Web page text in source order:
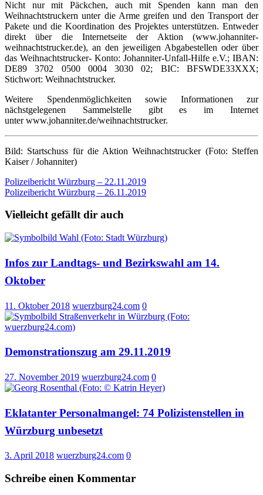
Nicht nur mit Päckchen, auch mit Spenden kann man den
Weihnachtstruckern unter die Arme greifen und den Transport der
Pakete und die Koordination des Projektes unterstützen. Entweder
direkt über die Internetseite der Aktion (www.johanniter-
weihnachtstrucker.de), an den jeweiligen Abgabestellen oder über
das Weihnachtstrucker- Konto: Johanniter-Unfall-Hilfe e.V.; IBAN:
DE89 3702 0500 0004 3030 02; BIC: BFSWDE33XXX;
Stichwort: Weihnachtstrucker.
Weitere Spendenmöglichkeiten sowie Informationen zur
nächstgelegenen Sammelstelle gibt es im Internet
unter www.johanniter.de/weihnachtstrucker.
Bild: Startschuss für die Aktion Weihnachtstrucker (Foto: Steffen
Kaiser / Johanniter)
Beitragsnavigation
Polizeibericht Würzburg – 22.11.2019
Polizeibericht Würzburg – 26.11.2019
Vielleicht gefällt dir auch
Infos zur Landtags- und Bezirkswahl am 14.
Oktober
11. Oktober 2018 wuerzburg24.com 0
Demonstrationszug am 29.11.2019
27. November 2019 wuerzburg24.com 0
Eklatanter Personalmangel: 74 Polizistenstellen in
Würzburg unbesetzt
3. April 2018 wuerzburg24.com 0
Schreibe einen Kommentar